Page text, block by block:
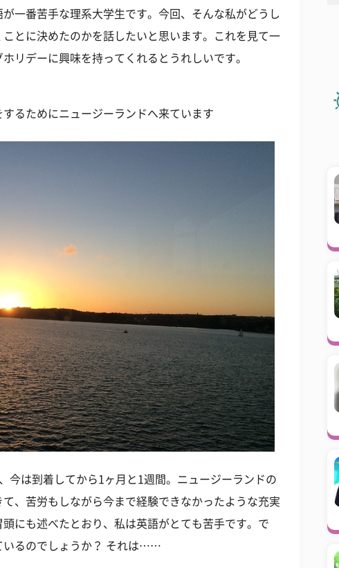
一番苦手な理系大学生です。今回、そんな私がどうし
とに決めたのかを話したいと思います。これを見て一
リデーに興味を持ってくれるとうれしいです。
るためにニュージーランドへ来ています
今は到着してから1ヶ月と1週間。ニュージーランドの
、苦労もしながら今まで経験できなかったような充実
にも述べたとおり、私は英語がとても苦手です。で
いるのでしょうか？ それは……